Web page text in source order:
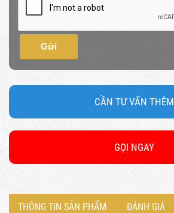
Gửi
CẦN TƯ VẤN THÊM
GỌI NGAY
THÔNG TIN SẢN PHẨM ĐÁNH GIÁ